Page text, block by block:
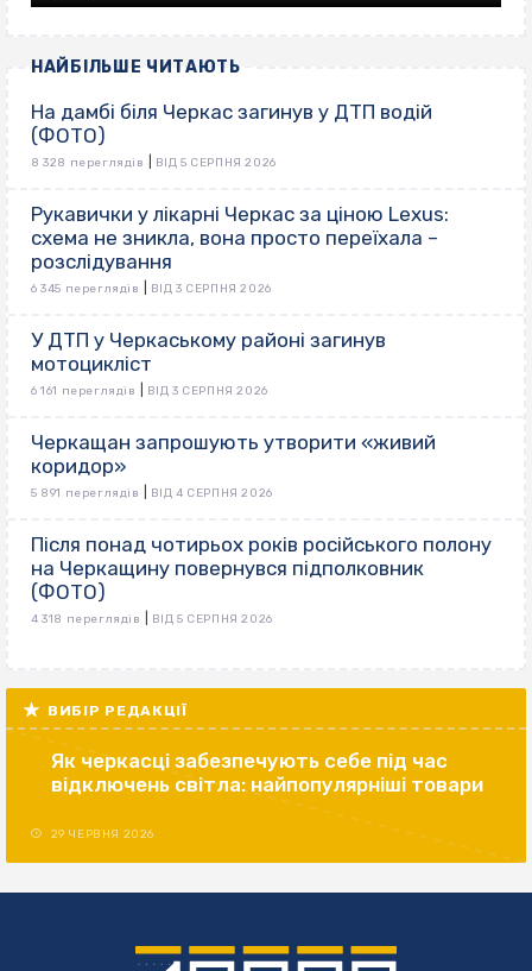
НАЙБІЛЬШЕ ЧИТАЮТЬ
На дамбі біля Черкас загинув у ДТП водій
(ФОТО)
8 328 переглядів ВІД 5 СЕРПНЯ 2026
Рукавички у лікарні Черкас за ціною Lexus:
схема не зникла, вона просто переїхала –
розслідування
6 345 переглядів ВІД 3 СЕРПНЯ 2026
У ДТП у Черкаському районі загинув
мотоцикліст
6 161 переглядів ВІД 3 СЕРПНЯ 2026
Черкащан запрошують утворити «живий
коридор»
5 891 переглядів ВІД 4 СЕРПНЯ 2026
Після понад чотирьох років російського полону
на Черкащину повернувся підполковник
(ФОТО)
4 318 переглядів ВІД 5 СЕРПНЯ 2026
ВИБІР РЕДАКЦІЇ
Як черкасці забезпечують себе під час
відключень світла: найпопулярніші товари
29 ЧЕРВНЯ 2026